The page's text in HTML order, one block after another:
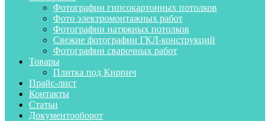
Фотографии гипсокартонных потолков
Фото электромонтажных работ
Фотографии натяжных потолков
Свежие фотографии ГКЛ-конструкций
Фотографии сварочных работ
Товары
Плитка под Кирпич
Прайс-лист
Контакты
Статьи
Документооборот